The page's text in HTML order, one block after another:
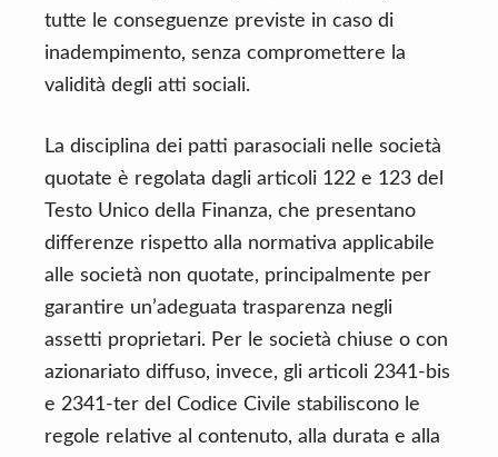
tutte le conseguenze previste in caso di
inadempimento, senza compromettere la
validità degli atti sociali.
La disciplina dei patti parasociali nelle società
quotate è regolata dagli articoli 122 e 123 del
Testo Unico della Finanza, che presentano
differenze rispetto alla normativa applicabile
alle società non quotate, principalmente per
garantire un’adeguata trasparenza negli
assetti proprietari. Per le società chiuse o con
azionariato diffuso, invece, gli articoli 2341-bis
e 2341-ter del Codice Civile stabiliscono le
regole relative al contenuto, alla durata e alla